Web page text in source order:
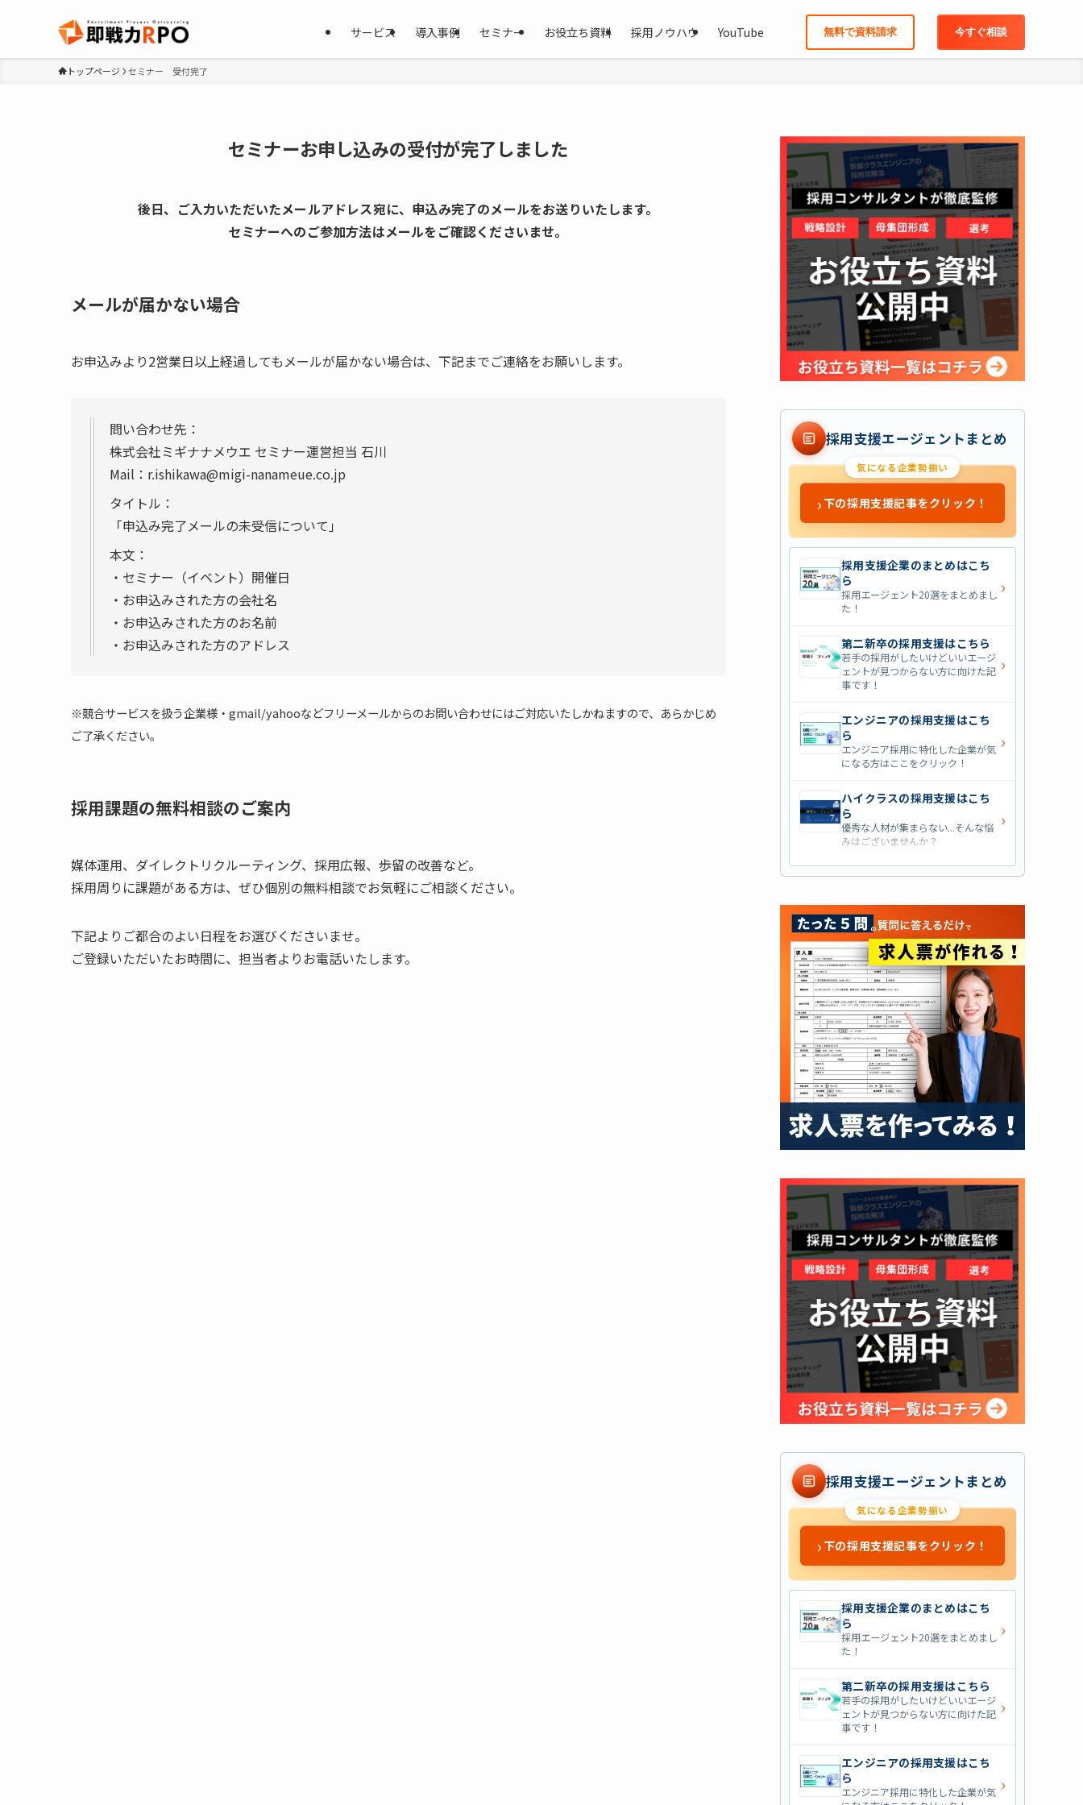
サービス 導入事例 セミナー お役立ち資料 採用ノウハウ YouTube 無料で資料請求 今すぐ相談
トップページ セミナー 受付完了
セミナーお申し込みの受付が完了しました
後日、ご入力いただいたメールアドレス宛に、申込み完了のメールをお送りいたします。
セミナーへのご参加方法はメールをご確認くださいませ。
メールが届かない場合
お申込みより2営業日以上経過してもメールが届かない場合は、下記までご連絡をお願いします。
問い合わせ先：
株式会社ミギナナメウエ セミナー運営担当 石川
Mail：r.ishikawa@migi-nanameue.co.jp
タイトル：
「申込み完了メールの未受信について」
本文：
・セミナー（イベント）開催日
・お申込みされた方の会社名
・お申込みされた方のお名前
・お申込みされた方のアドレス
※競合サービスを扱う企業様・gmail/yahooなどフリーメールからのお問い合わせにはご対応いたしかねますので、あらかじめ
ご了承ください。
採用課題の無料相談のご案内
媒体運用、ダイレクトリクルーティング、採用広報、歩留の改善など。
採用周りに課題がある方は、ぜひ個別の無料相談でお気軽にご相談ください。
下記よりご都合のよい日程をお選びくださいませ。
ご登録いただいたお時間に、担当者よりお電話いたします。
採用支援エージェントまとめ
気になる企業勢揃い
›下の採用支援記事をクリック！
採用支援企業のまとめはこち
ら
採用エージェント20選をまとめまし
た！
›
第二新卒の採用支援はこちら
若手の採用がしたいけどいいエージ
ェントが見つからない方に向けた記
事です！
›
エンジニアの採用支援はこち
ら
エンジニア採用に特化した企業が気
になる方はここをクリック！
›
ハイクラスの採用支援はこち
ら
優秀な人材が集まらない...そんな悩
みはございませんか？
›
営業職の採用支援はこちら
した企業を七つ集めました！
外資系の採用支援はこちら
外資系企業の採用支援を行っている
会社はこちらから！
›
採用支援エージェントまとめ
気になる企業勢揃い
›下の採用支援記事をクリック！
採用支援企業のまとめはこち
ら
採用エージェント20選をまとめまし
た！
›
第二新卒の採用支援はこちら
若手の採用がしたいけどいいエージ
ェントが見つからない方に向けた記
事です！
›
エンジニアの採用支援はこち
ら
エンジニア採用に特化した企業が気 ›